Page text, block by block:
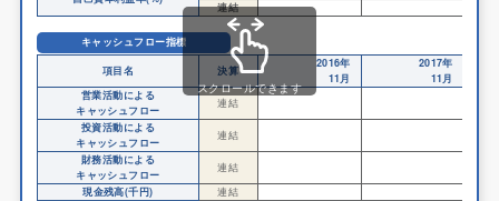
連結
キャッシュフロー指標
項目名
決算
2016年
11月
2017年
11月
営業活動による
キャッシュフロー
連結
投資活動による
キャッシュフロー
連結
財務活動による
キャッシュフロー
連結
現金残高(千円)
連結
スクロールできます